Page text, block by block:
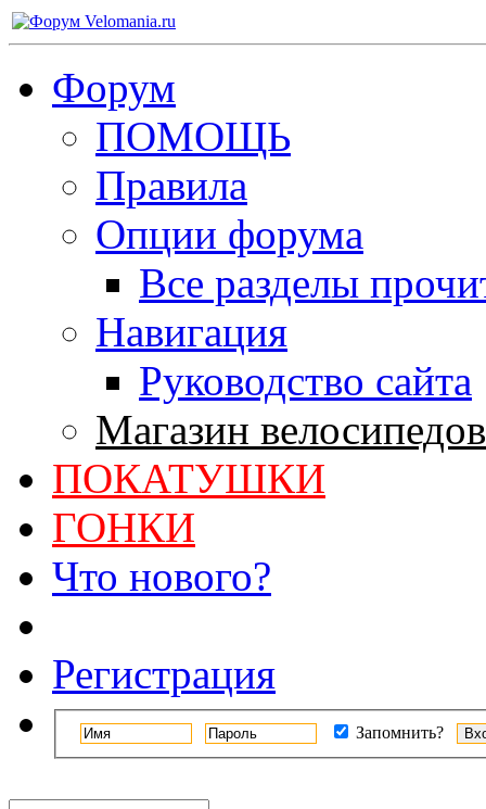
Форум
ПОМОЩЬ
Правила
Опции форума
Все разделы
Навигация
Руководство сайта
Магазин
ПОКАТУШКИ
ГОНКИ
Что нового?
Регистрация
Запомнить?